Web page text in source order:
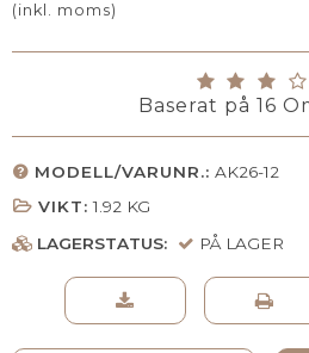
(inkl. moms)
Baserat på 16
MODELL/VARUNR.: AK26-12
VIKT: 1.92 KG
LAGERSTATUS:
PÅ LAGER